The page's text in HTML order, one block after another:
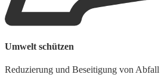
Umwelt schützen
Reduzierung und Beseitigung von Abfall